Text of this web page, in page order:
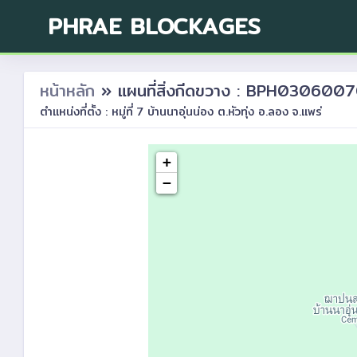
PHRAE BLOCKAGES
หน้าหลัก » แผนที่สิ่งกีดขวาง :
ตำแหน่งที่ตั้ง : หมู่ที่ 7 บ้านนาอุ่นน่อง ต.หัวทุ่ง อ.ลอง จ.แพร่
+
−